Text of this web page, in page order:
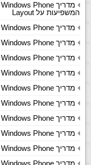
המשפיעות על Layout
מדריך Windows Phone – פקדים בסיסיים
מדריך Windows Phone – פקדים בסיסיים: כפתורים
מדריך Windows Phone – פקדים בסיסיים: טקסט
מדריך Windows Phone – פקדים בסיסיים: ListBox
מדריך Windows Phone – פקדים נוספים
מדריך Windows Phone – פקדי דפדפן
מדריך Windows Phone – פקדים מסוג ContentControl
מדריך Windows Phone – שימוש ב Dependency Properties
מדריך Windows Phone – שימוש ב Routed Events
מדריך Windows Phone – הוספת דפים חדשים